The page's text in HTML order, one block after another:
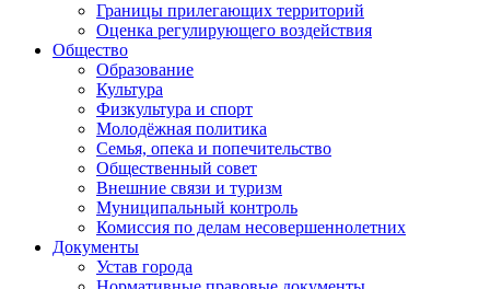
Границы прилегающих территорий
Оценка регулирующего воздействия
Общество
Образование
Культура
Физкультура и спорт
Молодёжная политика
Семья, опека и попечительство
Общественный совет
Внешние связи и туризм
Муниципальный контроль
Комиссия по делам несовершеннолетних
Документы
Устав города